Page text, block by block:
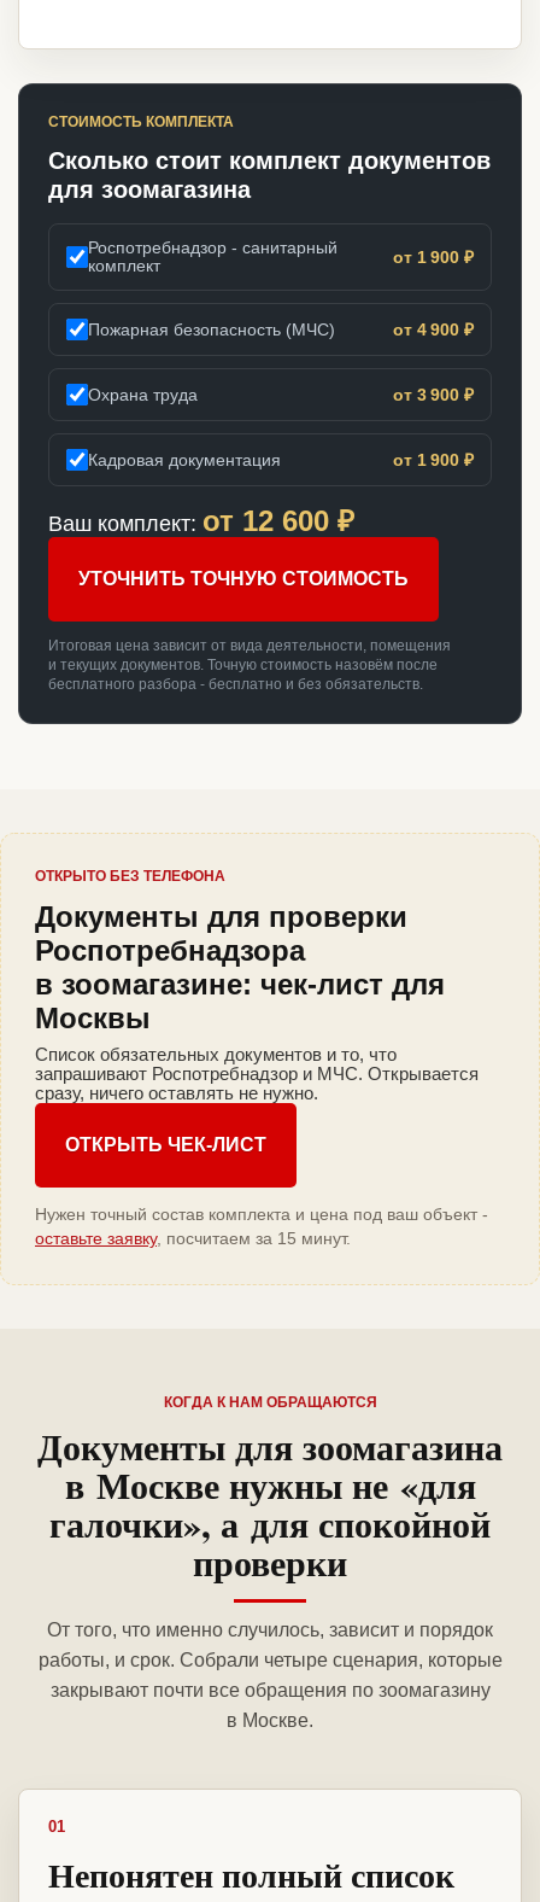
СТОИМОСТЬ КОМПЛЕКТА
Сколько стоит комплект документов
для зоомагазина
Роспотребнадзор - санитарный
комплект
от 1 900 ₽
Пожарная безопасность (МЧС) от 4 900 ₽
Охрана труда от 3 900 ₽
Кадровая документация от 1 900 ₽
Ваш комплект: от 12 600 ₽
УТОЧНИТЬ ТОЧНУЮ СТОИМОСТЬ
Итоговая цена зависит от вида деятельности, помещения
и текущих документов. Точную стоимость назовём после
бесплатного разбора - бесплатно и без обязательств.
ОТКРЫТО БЕЗ ТЕЛЕФОНА
Документы для проверки
Роспотребнадзора
в зоомагазине: чек-лист для
Москвы
Список обязательных документов и то, что
запрашивают Роспотребнадзор и МЧС. Открывается
сразу, ничего оставлять не нужно.
ОТКРЫТЬ ЧЕК-ЛИСТ
Нужен точный состав комплекта и цена под ваш объект -
оставьте заявку, посчитаем за 15 минут.
КОГДА К НАМ ОБРАЩАЮТСЯ
Документы для зоомагазина
в Москве нужны не «для
галочки», а для спокойной
проверки
От того, что именно случилось, зависит и порядок
работы, и срок. Собрали четыре сценария, которые
закрывают почти все обращения по зоомагазину
в Москве.
01
Непонятен полный список